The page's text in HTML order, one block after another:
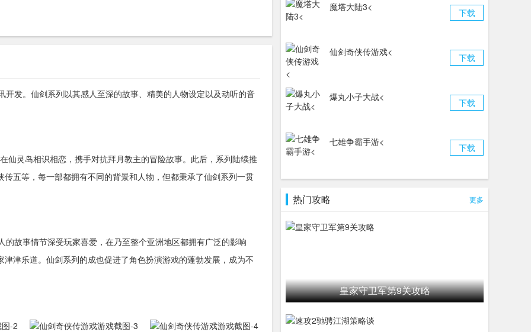
发。仙剑系列以其感人至深的故事、精美的人物设定以及动听的音
灵岛相识相恋，携手对抗拜月教主的冒险故事。此后，系列陆续推
五等，每一部都拥有不同的背景和人物，但都秉承了仙剑系列一贯
故事情节深受玩家喜爱，在乃至整个亚洲地区都拥有广泛的影响
津乐道。仙剑系列的成也促进了角色扮演游戏的蓬勃发展，成为不
下载
魔塔大陆3<
下载
仙剑奇侠传游戏<
下载
爆丸小子大战<
下载
七雄争霸手游<
热门攻略 更多
皇家守卫军第9关攻略